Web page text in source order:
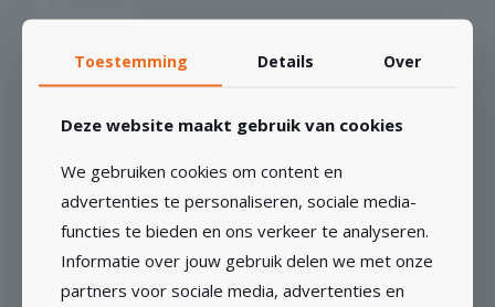
GERELATEERDE PRODUCTEN
Waterslang 50m 1/2″
€48,94
TOEVOEGEN AAN WINKELWAGEN
Toestemming Details Over
Deze website maakt gebruik van cookies
We gebruiken cookies om content en
advertenties te personaliseren, sociale media-
functies te bieden en ons verkeer te analyseren.
Informatie over jouw gebruik delen we met onze
partners voor sociale media, advertenties en